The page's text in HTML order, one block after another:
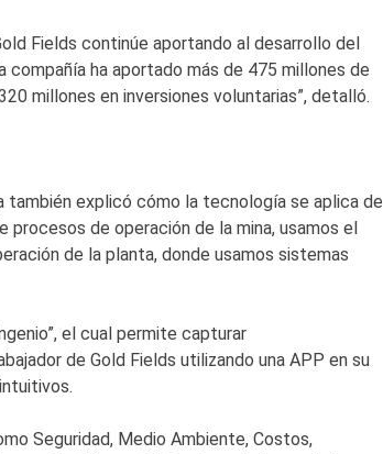
Fields continúe aportando al desarrollo del
compañía ha aportado más de 475 millones de
millones en inversiones voluntarias”, detalló.
también explicó cómo la tecnología se aplica de
procesos de operación de la mina, usamos el
de la planta, donde usamos sistemas
el cual permite capturar
de Gold Fields utilizando una APP en su
Seguridad, Medio Ambiente, Costos,